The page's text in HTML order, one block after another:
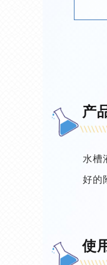
产
水槽
好的
使